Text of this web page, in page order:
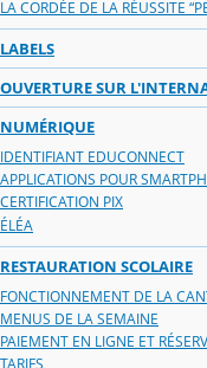
LA CORDÉE DE LA RÉUSSITE
LABELS
OUVERTURE SUR
NUMÉRIQUE
IDENTIFIANT EDUCONNECT
APPLICATIONS POUR
CERTIFICATION PIX
ÉLÉA
RESTAURATION SCOLAIRE
FONCTIONNEMENT DE LA
MENUS DE LA SEMAINE
PAIEMENT EN LIGNE ET